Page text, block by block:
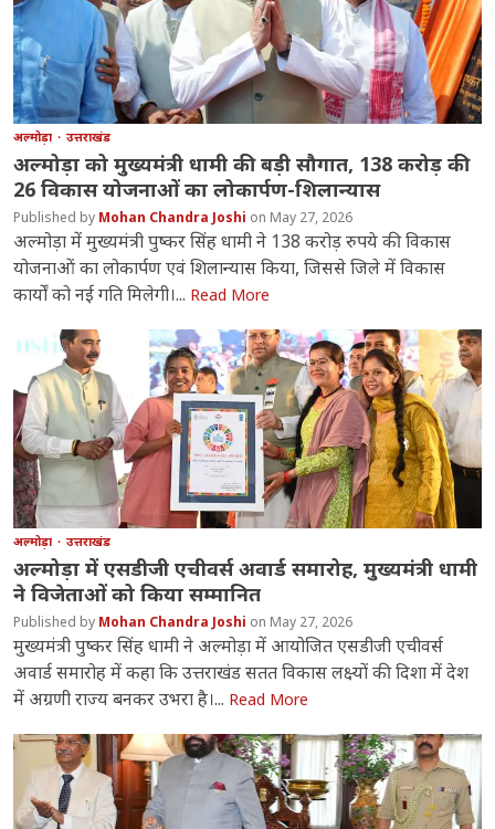
अल्मोड़ा उत्तराखंड
अल्मोड़ा को मुख्यमंत्री धामी की बड़ी सौगात, 138 करोड़ की
26 विकास योजनाओं का लोकार्पण-शिलान्यास
Mohan Chandra Joshi May 27, 2026
अल्मोड़ा में मुख्यमंत्री पुष्कर सिंह धामी ने 138 करोड़ रुपये की विकास
योजनाओं का लोकार्पण एवं शिलान्यास किया, जिससे जिले में विकास
कार्यों को नई गति मिलेगी।... Read More
अल्मोड़ा उत्तराखंड
अल्मोड़ा में एसडीजी एचीवर्स अवार्ड समारोह, मुख्यमंत्री धामी
ने विजेताओं को किया सम्मानित
Mohan Chandra Joshi May 27, 2026
मुख्यमंत्री पुष्कर सिंह धामी ने अल्मोड़ा में आयोजित एसडीजी एचीवर्स
अवार्ड समारोह में कहा कि उत्तराखंड सतत विकास लक्ष्यों की दिशा में देश
में अग्रणी राज्य बनकर उभरा है।... Read More